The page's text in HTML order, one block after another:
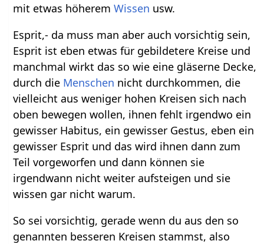
mit etwas höheremWissen usw.
Esprit,- da muss man aber auch vorsichtig sein,
Esprit ist eben etwas für gebildetere Kreise und
manchmal wirkt das so wie eine gläserne Decke,
durch die Menschen nicht durchkommen, die
vielleicht aus weniger hohen Kreisen sich nach
oben bewegen wollen, ihnen fehlt irgendwo ein
gewisser Habitus, ein gewisser Gestus, eben ein
gewisser Esprit und das wird ihnen dann zum
Teil vorgeworfen und dann können sie
irgendwann nicht weiter aufsteigen und sie
wissen gar nicht warum.
So sei vorsichtig, gerade wenn du aus den so
genannten besseren Kreisen stammst, also